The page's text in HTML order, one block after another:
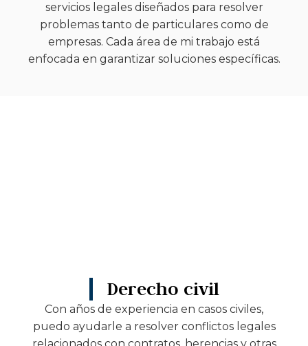
servicios legales diseñados para resolver
problemas tanto de particulares como de
empresas. Cada área de mi trabajo está
enfocada en garantizar soluciones específicas.
Derecho civil
Con años de experiencia en casos civiles,
puedo ayudarle a resolver conflictos legales